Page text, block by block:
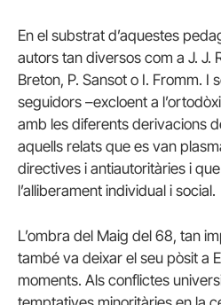
En el substrat d’aquestes
autors tan diversos com a J. J.
Breton, P. Sansot o I. Fromm. I
seguidors –excloent a
amb les diferents derivacions
aquells relats que es van
directives i antiautoritàries i
l’alliberament individual i social.
L’ombra del Maig del 68, tan
també va deixar el seu pòsit a
moments. Als conflictes